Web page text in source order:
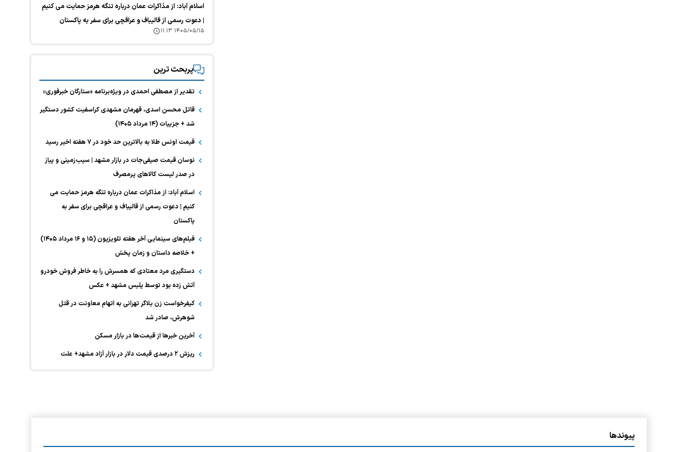
اسلام آباد: از مذاکرات عمان درباره تنگه هرمز حمایت می کنیم
| دعوت رسمی از قالیباف و عراقچی برای سفر به پاکستان
۱۴۰۵/۰۵/۱۵ ۱۱:۱۳
پربحث ترین
تقدیر از مصطفی احمدی در ویژه‌برنامه «ستارگان خبرفوری»
قاتل محسن اسدی، قهرمان مشهدی کراسفیت کشور دستگیر
شد + جزییات (۱۴ مرداد ۱۴۰۵)
قیمت اونس طلا به بالاترین حد خود در ۷ هفته اخیر رسید
نوسان قیمت صیفی‌جات در بازار مشهد | سیب‌زمینی و پیاز
در صدر لیست کالا‌های پرمصرف
اسلام آباد: از مذاکرات عمان درباره تنگه هرمز حمایت می
کنیم | دعوت رسمی از قالیباف و عراقچی برای سفر به
پاکستان
فیلم‌های سینمایی آخر هفته تلویزیون (۱۵ و ۱۶ مرداد ۱۴۰۵)
+ خلاصه داستان و زمان پخش
دستگیری مرد معتادی که همسرش را به خاطر فروش خودرو
آتش زده بود توسط پلیس مشهد + عکس
کیفرخواست زن بلاگر تهرانی به اتهام معاونت در قتل
شوهرش، صادر شد
آخرین خبر‌ها از قیمت‌ها در بازار مسکن
ریزش ۲ درصدی قیمت دلار در بازار آزاد مشهد+ علت
پیوندها